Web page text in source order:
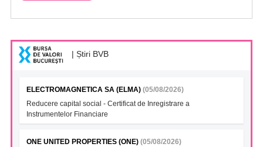
| Știri BVB
ELECTROMAGNETICA SA (ELMA) (05/08/2026)
Reducere capital social - Certificat de Inregistrare a
Instrumentelor Financiare
ONE UNITED PROPERTIES (ONE) (05/08/2026)